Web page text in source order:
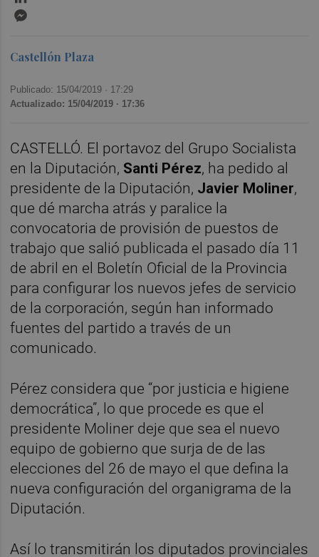
Castellón Plaza
Publicado: 15/04/2019 · 17:29
Actualizado: 15/04/2019 · 17:36
CASTELLÓ. El portavoz del Grupo Socialista
en la Diputación, Santi Pérez, ha pedido al
presidente de la Diputación, Javier Moliner,
que dé marcha atrás y paralice la
convocatoria de provisión de puestos de
trabajo que salió publicada el pasado día 11
de abril en el Boletín Oficial de la Provincia
para configurar los nuevos jefes de servicio
de la corporación, según han informado
fuentes del partido a través de un
comunicado.
Pérez considera que “por justicia e higiene
democrática”, lo que procede es que el
presidente Moliner deje que sea el nuevo
equipo de gobierno que surja de de las
elecciones del 26 de mayo el que defina la
nueva configuración del organigrama de la
Diputación.
Así lo transmitirán los diputados provinciales